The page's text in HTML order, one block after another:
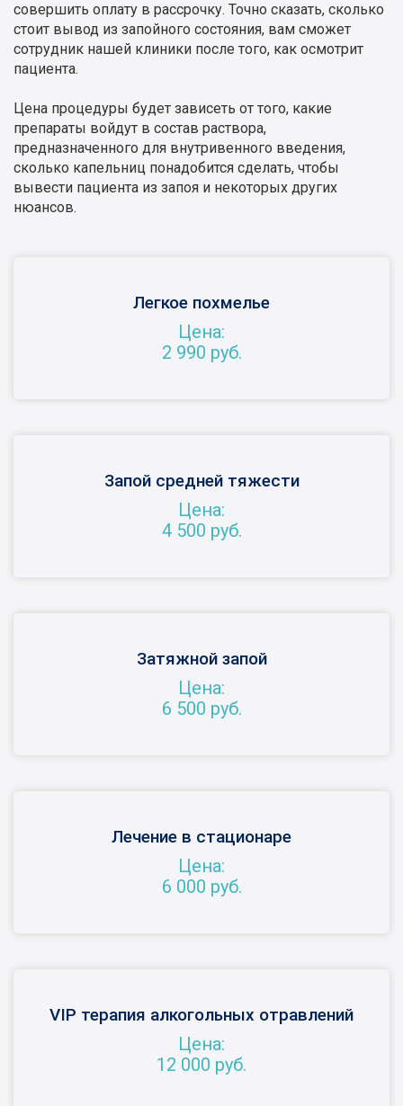
совершить оплату в рассрочку. Точно сказать, сколько
стоит вывод из запойного состояния, вам сможет
сотрудник нашей клиники после того, как осмотрит
пациента.
Цена процедуры будет зависеть от того, какие
препараты войдут в состав раствора,
предназначенного для внутривенного введения,
сколько капельниц понадобится сделать, чтобы
вывести пациента из запоя и некоторых других
нюансов.
Легкое похмелье
Цена:
2 990 руб.
Запой средней тяжести
Цена:
4 500 руб.
Затяжной запой
Цена:
6 500 руб.
Лечение в стационаре
Цена:
6 000 руб.
VIP терапия алкогольных отравлений
Цена:
12 000 руб.